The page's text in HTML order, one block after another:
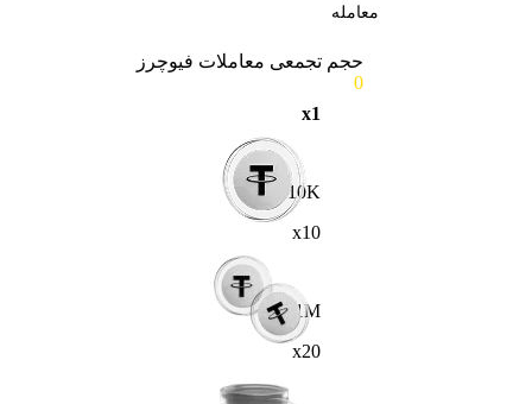
معامله
حجم تجمعی معاملات فیوچرز
0
x1
10K
x10
1M
x20